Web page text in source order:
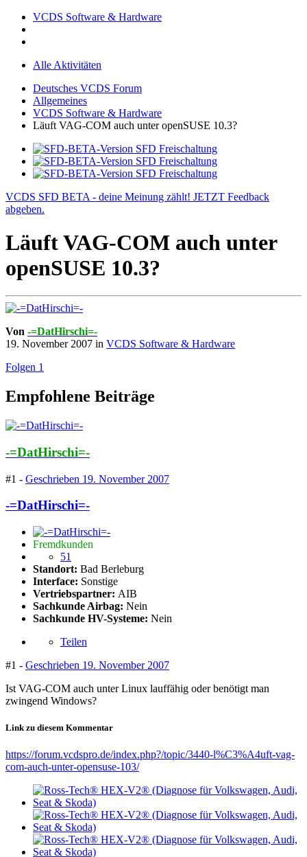
VCDS Software & Hardware
Alle Aktivitäten
Deutsches VCDS Forum
Allgemeines
VCDS Software & Hardware
Läuft VAG-COM auch unter openSUSE 10.3?
VCDS SFD BETA - deine Meinung zählt! JETZT Feedback
abgeben.
Läuft VAG-COM auch unter
openSUSE 10.3?
Von -=DatHirschi=-
19. November 2007 in VCDS Software & Hardware
Folgen 1
Empfohlene Beiträge
-=DatHirschi=-
#1 - Geschrieben 19. November 2007
-=DatHirschi=-
Fremdkunden
51
Standort: Bad Berleburg
Interface: Sonstige
Vertriebspartner: AIB
Sachkunde Airbag: Nein
Sachkunde HV-Systeme: Nein
Teilen
#1 - Geschrieben 19. November 2007
Ist VAG-COM auch unter Linux lauffähig oder benötigt man
zwingend Windows?
Link zu diesem Kommentar
https://forum.vcdspro.de/index.php?/topic/3440-l%C3%A4uft-vag-
com-auch-unter-opensuse-103/